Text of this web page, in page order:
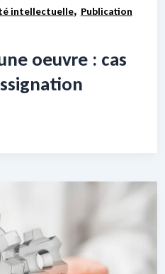
intellectuelle, Publication
oeuvre : cas